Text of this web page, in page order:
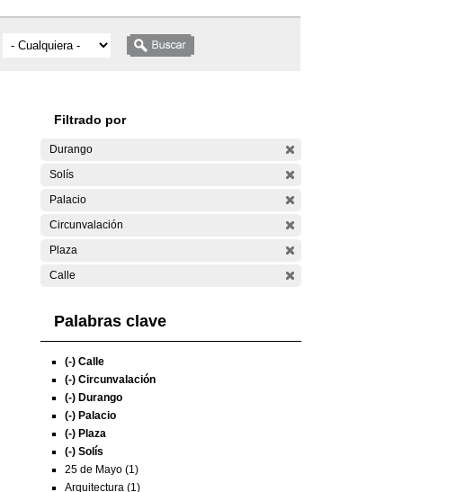
Filtrado por
Durango
Solís
Palacio
Circunvalación
Plaza
Calle
Palabras clave
(-) Calle
(-) Circunvalación
(-) Durango
(-) Palacio
(-) Plaza
(-) Solís
25 de Mayo (1)
Arquitectura (1)